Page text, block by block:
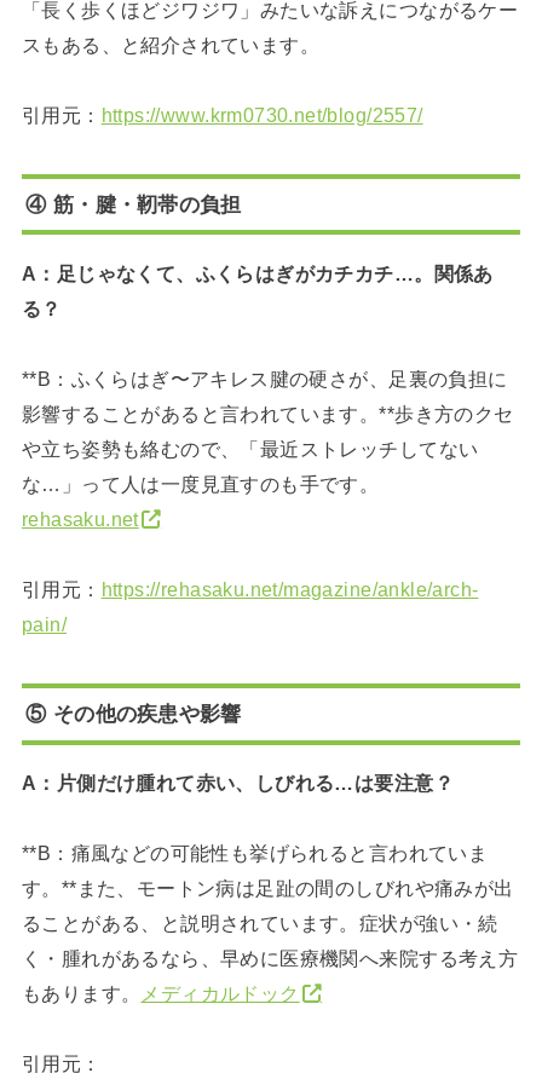
「長く歩くほどジワジワ」みたいな訴えにつながるケー
スもある、と紹介されています。
引用元： https://www.krm0730.net/blog/2557/
④ 筋・腱・靭帯の負担
A：足じゃなくて、ふくらはぎがカチカチ…。関係あ
る？
**B：ふくらはぎ〜アキレス腱の硬さが、足裏の負担に
影響することがあると言われています。**歩き方のクセ
や立ち姿勢も絡むので、「最近ストレッチしてない
な…」って人は一度見直すのも手です。
rehasaku.net
引用元： https://rehasaku.net/magazine/ankle/arch-
pain/
⑤ その他の疾患や影響
A：片側だけ腫れて赤い、しびれる…は要注意？
**B：痛風などの可能性も挙げられると言われていま
す。**また、モートン病は足趾の間のしびれや痛みが出
ることがある、と説明されています。症状が強い・続
く・腫れがあるなら、早めに医療機関へ来院する考え方
もあります。
メディカルドック
引用元：